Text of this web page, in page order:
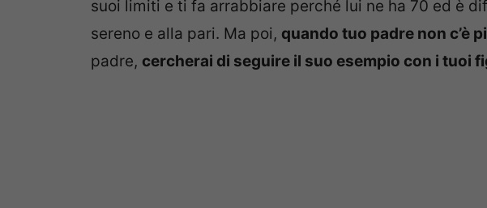
suoi limiti e ti fa arrabbiare perché lui ne ha 70 ed è
sereno e alla pari. Ma poi, quando tuo padre non c’è
padre, cercherai di seguire il suo esempio con i tuoi